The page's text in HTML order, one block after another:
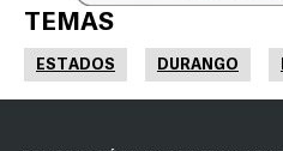
TEMAS
ESTADOS DURANGO